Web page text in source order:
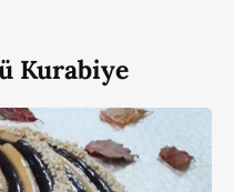
Kurabiye